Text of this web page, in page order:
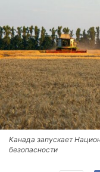
Канада запускает
безопасности